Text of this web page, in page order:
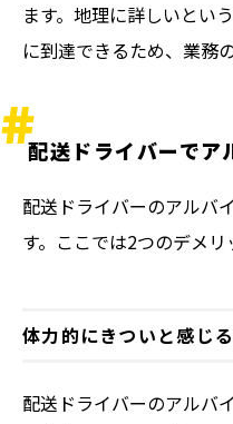
ます。地理に詳しいとい
に到達できるため、業務
配送ドライバーでア
配送ドライバーのアルバ
す。ここでは2つのデメリ
体力的にきついと感じ
配送ドライバーのアルバ